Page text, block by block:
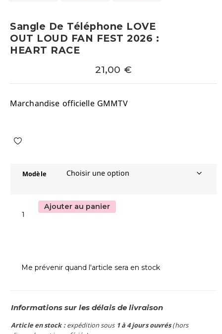
Sangle De Téléphone LOVE
OUT LOUD FAN FEST 2026 :
HEART RACE
21,00 €
Marchandise officielle GMMTV
Modèle
Ajouter au panier
Me prévenir quand l'article sera en stock
Informations sur les délais de livraison
Article en stock :expédition sous 1 à 4 jours ouvrés(hors